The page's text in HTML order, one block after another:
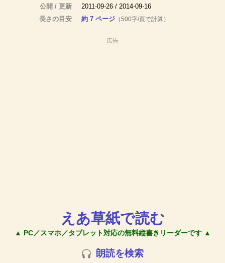
公開 / 更新
2011-09-26 / 2014-09-16
長さの目安
約 7 ページ （500字/頁で計算）
広告
えあ草紙で読む
▲ PC／スマホ／タブレット対応の無料縦書きリーダーです ▲
朗読を検索